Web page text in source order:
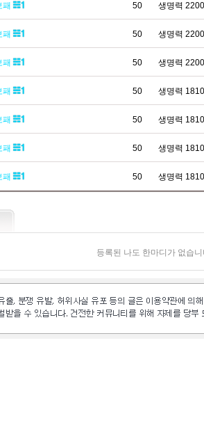
패 50 생명력
패 50 생명력
패 50 생명력
패 50 생명력
패 50 생명력
패 50 생명력
패 50 생명력
등록된 나도 한마디가 없습